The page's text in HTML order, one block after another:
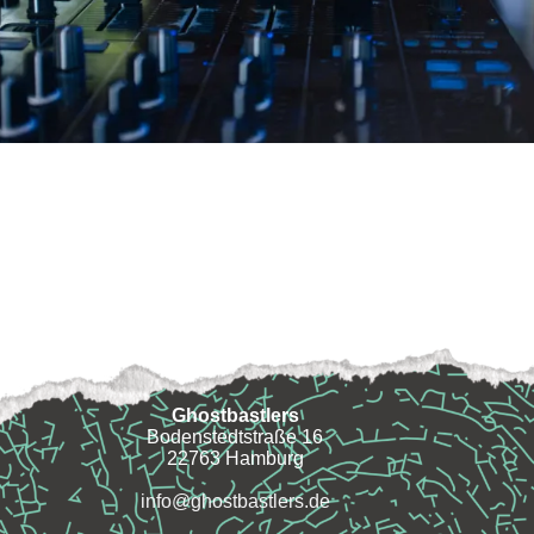
Ghostbastlers
Bodenstedtstraße 16
22763 Hamburg
info@ghostbastlers.de